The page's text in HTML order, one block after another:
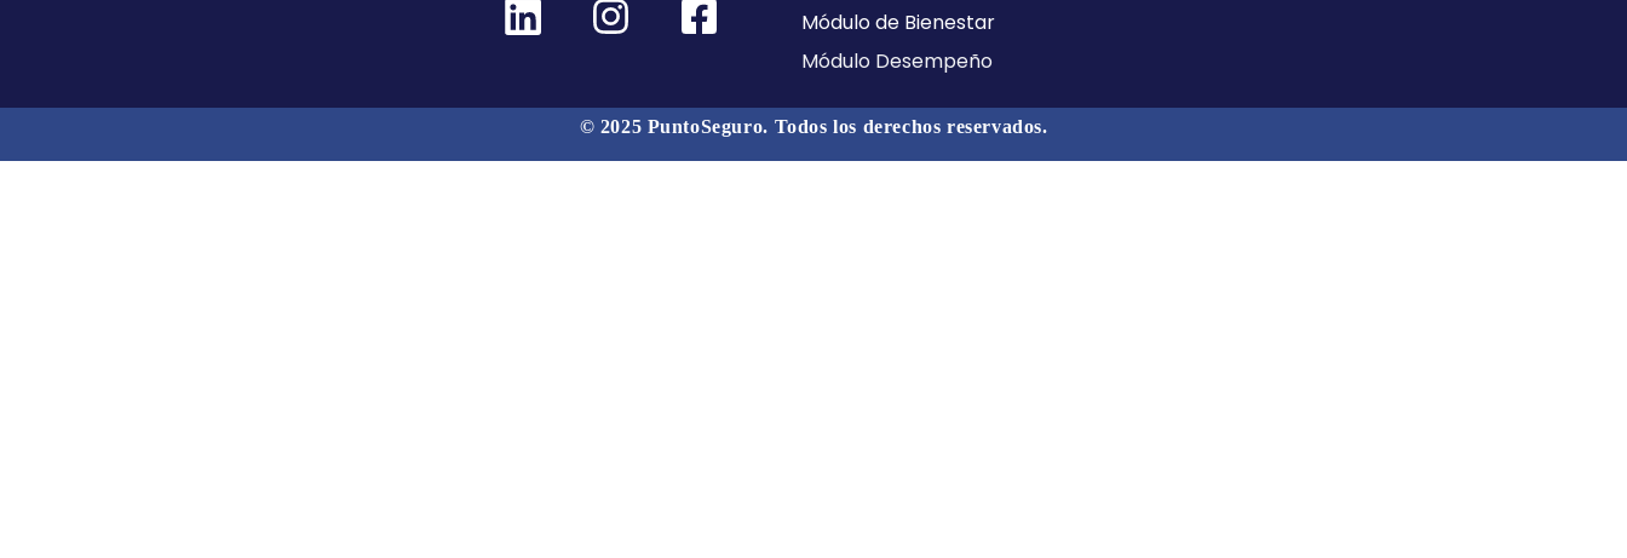
Módulo de Bienestar
Módulo Desempeño
© 2025 PuntoSeguro. Todos los derechos reservados.